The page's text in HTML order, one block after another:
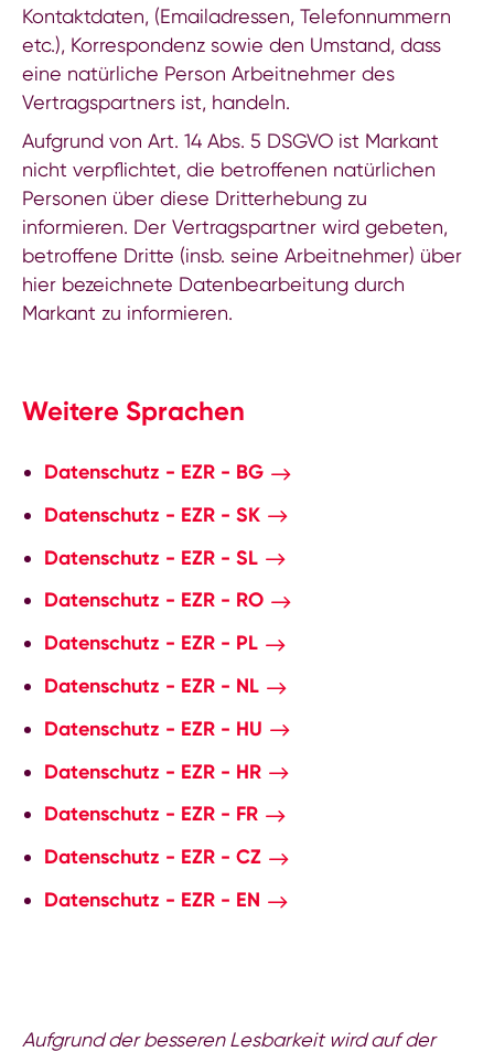
Kontaktdaten, (Emailadressen, Telefonnummern
etc.), Korrespondenz sowie den Umstand, dass
eine natürliche Person Arbeitnehmer des
Vertragspartners ist, handeln.
Aufgrund von Art. 14 Abs. 5 DSGVO ist Markant
nicht verpflichtet, die betroffenen natürlichen
Personen über diese Dritterhebung zu
informieren. Der Vertragspartner wird gebeten,
betroffene Dritte (insb. seine Arbeitnehmer) über
hier bezeichnete Datenbearbeitung durch
Markant zu informieren.
Weitere Sprachen
Datenschutz - EZR - BG
Datenschutz - EZR - SK
Datenschutz - EZR - SL
Datenschutz - EZR - RO
Datenschutz - EZR - PL
Datenschutz - EZR - NL
Datenschutz - EZR - HU
Datenschutz - EZR - HR
Datenschutz - EZR - FR
Datenschutz - EZR - CZ
Datenschutz - EZR - EN
Aufgrund der besseren Lesbarkeit wird auf der